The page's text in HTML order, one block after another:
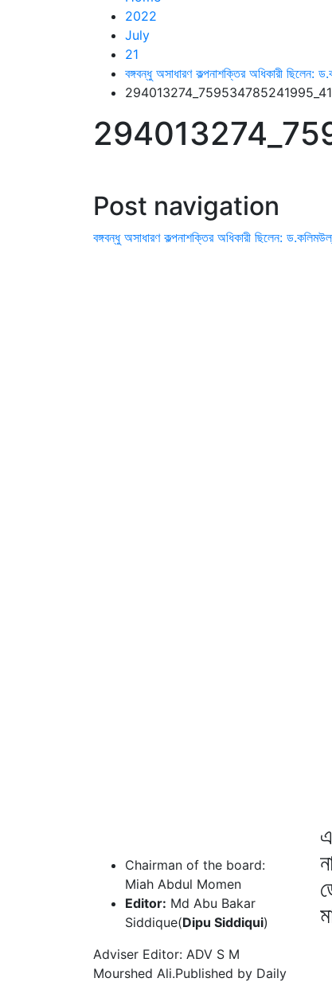
2022
July
21
বঙ্গবন্ধু অসাধারণ কল্পনাশক্তির অধিকারী ছিলেন:
Post navigation
বঙ্গবন্ধু অসাধারণ কল্পনাশক্তির অধিকারী ছিলেন:
Chairman of the board:
Miah Abdul Momen
Editor: Md Abu Bakar
Siddique(Dipu Siddiqui)
Adviser Editor: ADV S M
Mourshed Ali.Published by Daily